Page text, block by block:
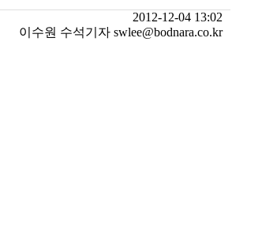
2012-12-04 13:02
이수원 수석기자 swlee@bodnara.co.kr